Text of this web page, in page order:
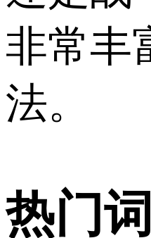
非常丰
法。
热门